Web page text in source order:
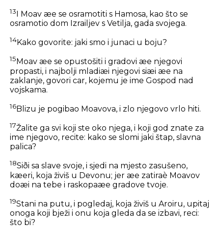
13I Moav æe se osramotiti s Hamosa, kao što se
osramotio dom Izrailjev s Vetilja, gada svojega.
14Kako govorite: jaki smo i junaci u boju?
15 Moav æe se opustošiti i gradovi æe njegovi
propasti, i najbolji mladiæi njegovi siæi æe na
zaklanje, govori car, kojemu je ime Gospod nad
vojskama.
16Blizu je pogibao Moavova, i zlo njegovo vrlo hiti.
17Žalite ga svi koji ste oko njega, i koji god znate za
ime njegovo, recite: kako se slomi jaki štap, slavna
palica?
18Siði sa slave svoje, i sjedi na mjesto zasušeno,
kæeri, koja živiš u Devonu; jer æe zatiraè Moavov
doæi na tebe i raskopaæe gradove tvoje.
19Stani na putu, i pogledaj, koja živiš u Aroiru, upitaj
onoga koji bježi i onu koja gleda da se izbavi, reci:
što bi?